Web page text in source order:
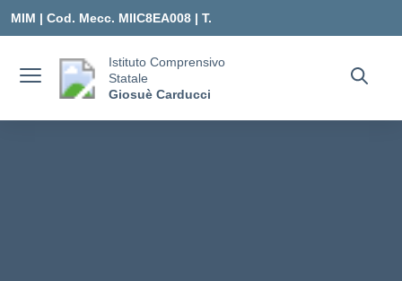
MIM | Cod. Mecc. MIIC8EA008 | T.
MIIC8EA008@ISTRUZIONE.IT
Istituto Comprensivo
Statale
Giosuè Carducci